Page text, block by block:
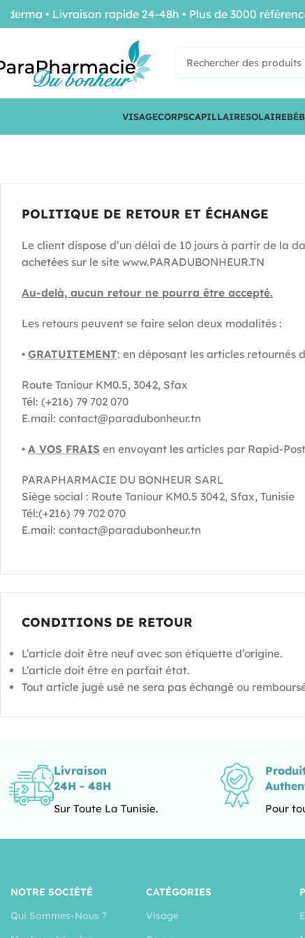
VISAGECORPSCAPILLAIRESOLAIRE
POLITIQUE DE RETOUR ET ÉCHANGE
Le client dispose d’un délai de 10 jours à partir de la
achetées sur le site www.PARADUBONHEUR.TN
Au-delà, aucun retour ne pourra être accepté.
Les retours peuvent se faire selon deux modalités :
• GRATUITEMENT: en déposant les articles retournés
Route Taniour KM0.5, 3042, Sfax
Tél: (+216) 79 702 070
E.mail: contact@paradubonheur.tn
• A VOS FRAIS en envoyant les articles par Rapid-
PARAPHARMACIE DU BONHEUR SARL
Siège social : Route Taniour KM0.5 3042, Sfax, Tunisie
Tél:(+216) 79 702 070
E.mail: contact@paradubonheur.tn
CONDITIONS DE RETOUR
L’article doit être neuf avec son étiquette d’origine.
L’article doit être en parfait état.
Tout article jugé usé ne sera pas échangé ou
Livraison
24H - 48H
Sur Toute La Tunisie. Pour
NOTRE SOCIÉTÉ
Qui Sommes-Nous ?
CATÉGORIES
Visage
• Livraison rapide 24-48h • Plus de 3000